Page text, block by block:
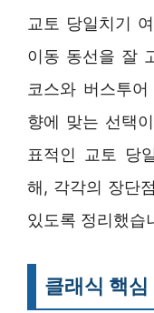
교토 당일치기
이동 동선을 잘
코스와 버스투
향에 맞는 선택
표적인 교토 당
해, 각각의 장단
있도록 정리했습
클래식 핵